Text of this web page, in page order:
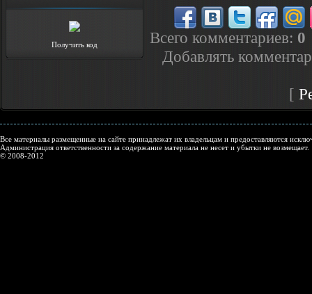
Получить код Всего комментариев: 0
Добавлять
[
Все материалы размещенные на сайте принадлежат их владельцам и предоставляются
Администрация ответственности за содержание материала не несет и убытки не возмещает.
© 2008-2012